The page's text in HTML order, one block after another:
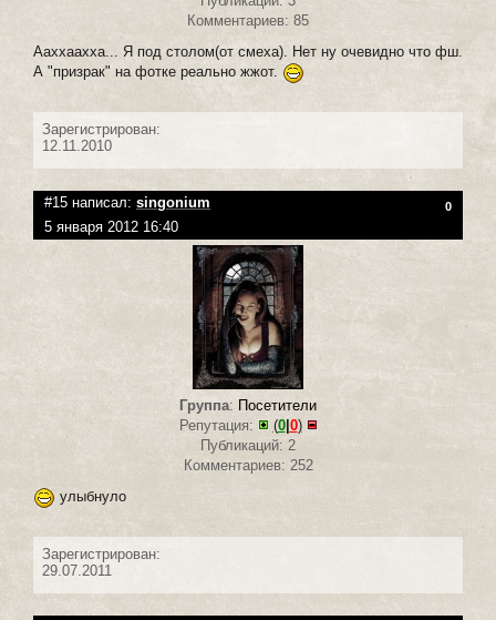
Комментариев: 85
Ааххаахха... Я под столом(от смеха). Нет ну очевидно что фш.
А "призрак" на фотке реально жжот.
Зарегистрирован:
12.11.2010
#15 написал: singonium 0
5 января 2012 16:40
Группа: Посетители
Репутация:
(0|0)
Публикаций: 2
Комментариев: 252
улыбнуло
Зарегистрирован:
29.07.2011